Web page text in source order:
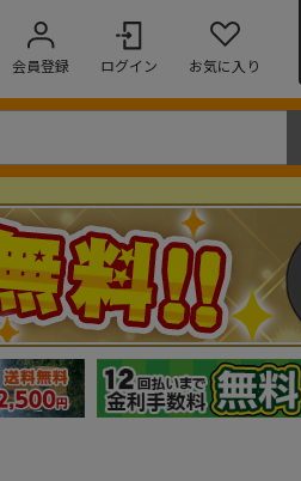
会員登録 ログイン お気に入り